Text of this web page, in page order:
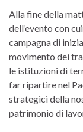
Alla fine della
dell’evento con
campagna di
movimento dei
le istituzioni di
far ripartire nel
strategici della
patrimonio di